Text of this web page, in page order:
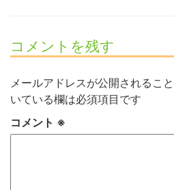
コメントを残す
メールアドレスが公開されること
いている欄は必須項目です
コメント ※